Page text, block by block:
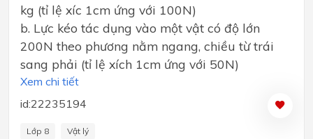
kg (tỉ lệ xíc 1cm ứng với 100N)
b. Lực kéo tác dụng vào một vật có độ lớn
200N theo phương nằm ngang, chiều từ trái
sang phải (tỉ lệ xích 1cm ứng với 50N)
Xem chi tiết
id:22235194
Lớp 8 Vật lý